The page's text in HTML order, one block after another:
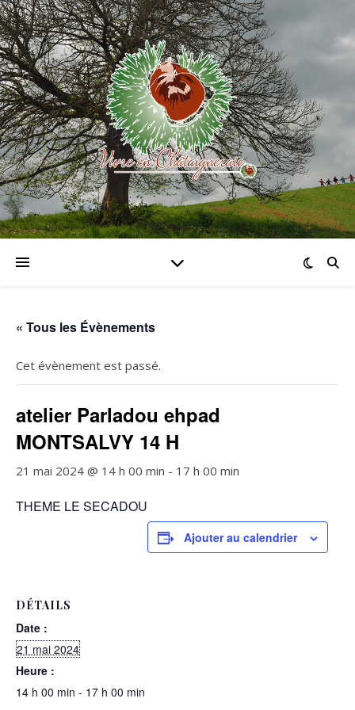
« Tous les Évènements
Cet évènement est passé.
atelier Parladou ehpad
MONTSALVY 14 H
21 mai 2024 @ 14 h 00 min - 17 h 00 min
THEME LE SECADOU
Ajouter au calendrier
DÉTAILS
Date :
21 mai 2024
Heure :
14 h 00 min - 17 h 00 min